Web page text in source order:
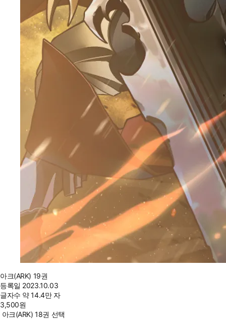
아크(ARK) 19권
등록일 2023.10.03
글자수 약 14.4만 자
3,500원
아크(ARK) 18권 선택